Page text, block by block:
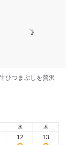
ひつまぶしを贅沢
水
12
木
13